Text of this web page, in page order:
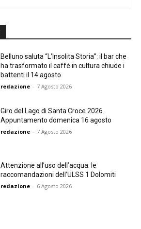
Belluno saluta “L’Insolita Storia”: il bar che
ha trasformato il caffè in cultura chiude i
battenti il 14 agosto
redazione - 7 Agosto 2026
Giro del Lago di Santa Croce 2026.
Appuntamento domenica 16 agosto
redazione - 7 Agosto 2026
Attenzione all’uso dell’acqua: le
raccomandazioni dell’ULSS 1 Dolomiti
redazione - 6 Agosto 2026